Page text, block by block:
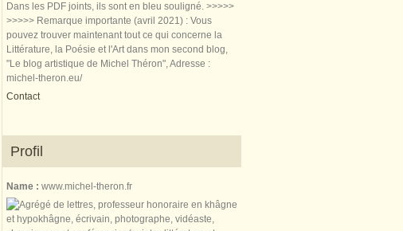
Dans les PDF joints, ils sont en bleu souligné. >>>>>
>>>>> Remarque importante (avril 2021) : Vous
pouvez trouver maintenant tout ce qui concerne la
Littérature, la Poésie et l'Art dans mon second blog,
"Le blog artistique de Michel Théron", Adresse :
michel-theron.eu/
Contact
Profil
Name : www.michel-theron.fr